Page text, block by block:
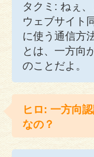
タクミ: ねぇ
ウェブサイト
に使う通信方
とは、一方向
のことだよ。
ヒロ: 一方向
なの？